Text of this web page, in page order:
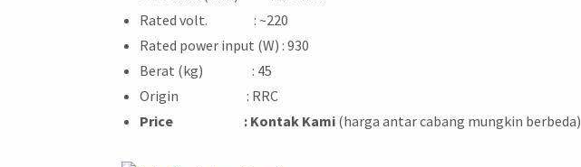
Rated volt. : ~220
Rated power input (W) : 930
Berat (kg) : 45
Origin : RRC
Price
: Kontak Kami (harga antar cabang mungkin berbeda)